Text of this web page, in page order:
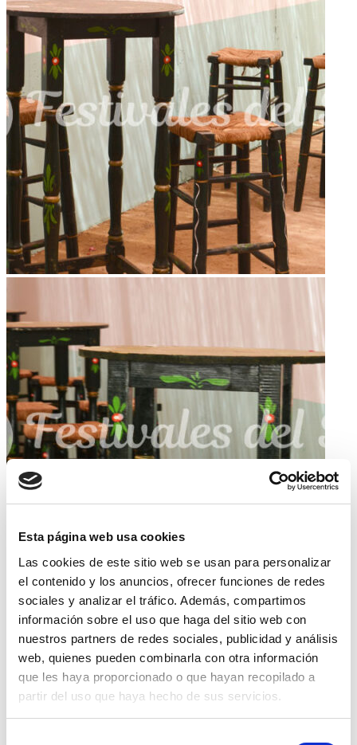
Esta página web usa cookies
Las cookies de este sitio web se usan para personalizar
el contenido y los anuncios, ofrecer funciones de redes
sociales y analizar el tráfico. Además, compartimos
información sobre el uso que haga del sitio web con
nuestros partners de redes sociales, publicidad y análisis
web, quienes pueden combinarla con otra información
que les haya proporcionado o que hayan recopilado a
partir del uso que haya hecho de sus servicios.